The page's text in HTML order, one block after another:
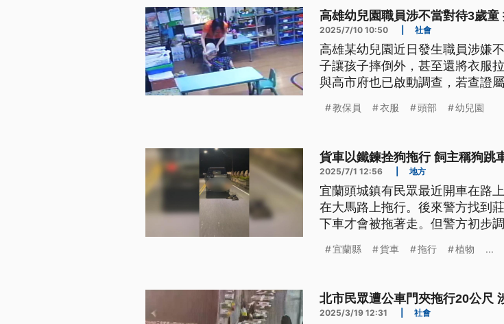
高雄幼兒園職員涉不當對待3歲
2025/7/10 10:50 社會
高雄某幼兒園近日發生職員涉嫌
子讓孩子摔倒外，甚至還將衣服
與高市府也已啟動調查，若查證
教保員 衣服 頭部 幼兒園
貨車以鐵鍊拴狗拖行 飼主稱狗跳
2025/7/1 12:56 地方
宜蘭頭城鎮有民眾最近開車在路
在大馬路上拖行。後來警方找到
下車才會被拖著走。但警方初步
宜蘭縣 貨車 拖行 植物 ...
北市民眾遭公車門夾拖行20公尺
2025/3/19 12:31 社會